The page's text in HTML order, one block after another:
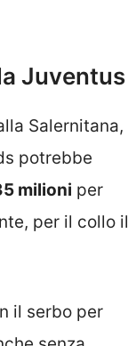
Juventus
Salernitana,
potrebbe
milioni per
per il collo il
il serbo per